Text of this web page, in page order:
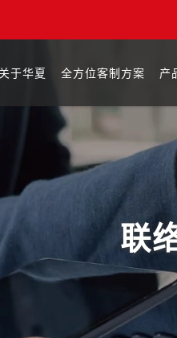
关于华夏 全方位客制方案 产
联